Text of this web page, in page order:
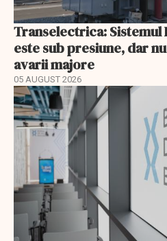
Transelectrica: Sistemul
este sub presiune, dar
avarii majore
05 AUGUST 2026